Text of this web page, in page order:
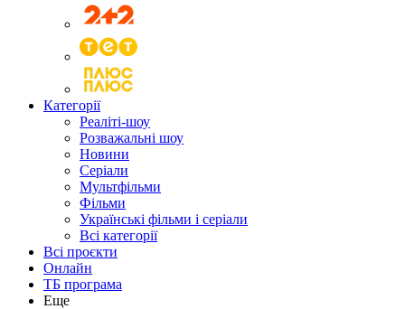
Категорії
Реаліті-шоу
Розважальні шоу
Новини
Серіали
Мультфільми
Фільми
Українські фільми і серіали
Всі категорії
Всі проєкти
Онлайн
ТБ програма
Еще